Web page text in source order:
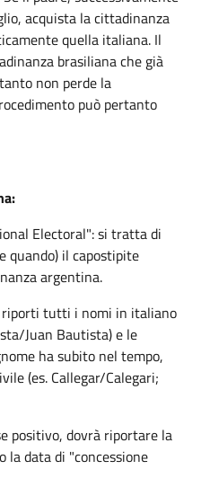
acquista la cittadinanza
quella italiana. Il
brasiliana che già
non perde la
può pertanto
Electoral": si tratta di
quando) il capostipite
argentina.
riporti tutti i nomi in italiano
Juan Bautista) e le
ha subito nel tempo,
(es. Callegar/Calegari;
positivo, dovrà riportare la
la data di "concessione